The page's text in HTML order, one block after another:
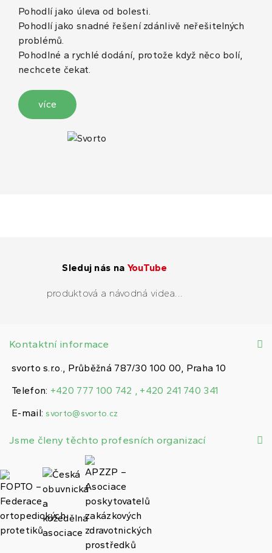
Pohodlí jako úleva od bolesti.
Pohodlí jako snadné řešení zdánlivě neřešitelných
problémů.
Pohodlné a rychlé dodání, protože když něco bolí,
nechcete čekat.
více
Sleduj nás na YouTube
produktová a návodná videa...
Kontaktní informace
svorto s.r.o., Průběžná 787/30 100 00, Praha 10
Telefon: +420 777 100 742 , +420 241 740 341
E-mail: svorto@svorto.cz
Jsme členy těchto profesních organizací